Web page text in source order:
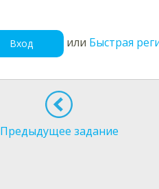
Вход или Быстрая
Предыдущее задание